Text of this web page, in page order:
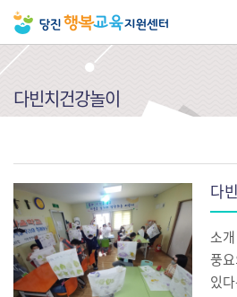
다빈치건강놀이
다
소
풍
있